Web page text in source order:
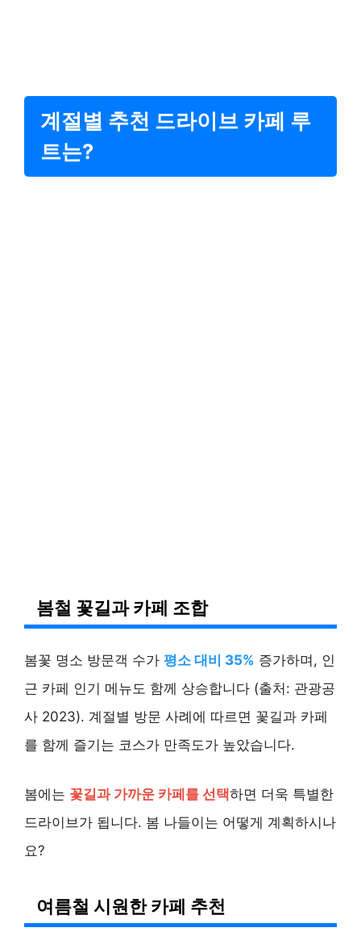
계절별 추천 드라이브 카페 루
트는?
봄철 꽃길과 카페 조합
봄꽃 명소 방문객 수가 평소 대비 35% 증가하며, 인
근 카페 인기 메뉴도 함께 상승합니다 (출처: 관광공
사 2023). 계절별 방문 사례에 따르면 꽃길과 카페
를 함께 즐기는 코스가 만족도가 높았습니다.
봄에는 꽃길과 가까운 카페를 선택하면 더욱 특별한
드라이브가 됩니다. 봄 나들이는 어떻게 계획하시나
요?
여름철 시원한 카페 추천